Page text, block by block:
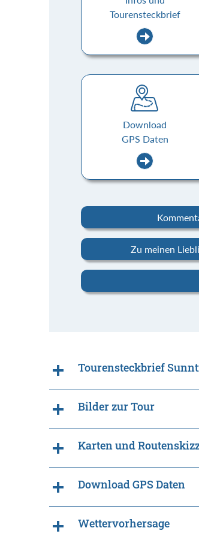
Tourensteckbrief
Download
GPS Daten
Zu meinen
Tourensteckbrief
Bilder zur Tour
Karten und
Download GPS Daten
Wettervorhersage